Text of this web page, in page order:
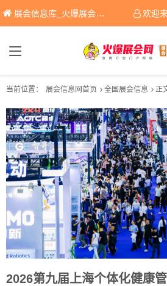
展会信息库_火爆展会网免费展会信息查询平台，提供专业会展服务！ 欢迎
当前位置： 展会信息网首页 全国展会信息 正
2026第九届上海个体化健康